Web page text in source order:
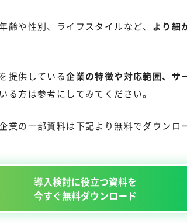
齢や性別、ライフスタイルなど、 より細
提供している企業の特徴や対応範囲、サ
る方は参考にしてみてください。
業の一部資料は下記より無料でダウン
導入検討に役立つ資料を
今すぐ無料ダウンロード